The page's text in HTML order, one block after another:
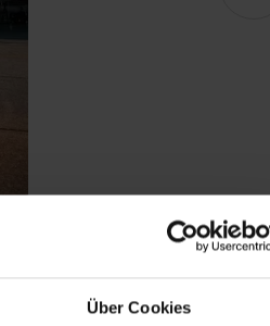
Über Cookies